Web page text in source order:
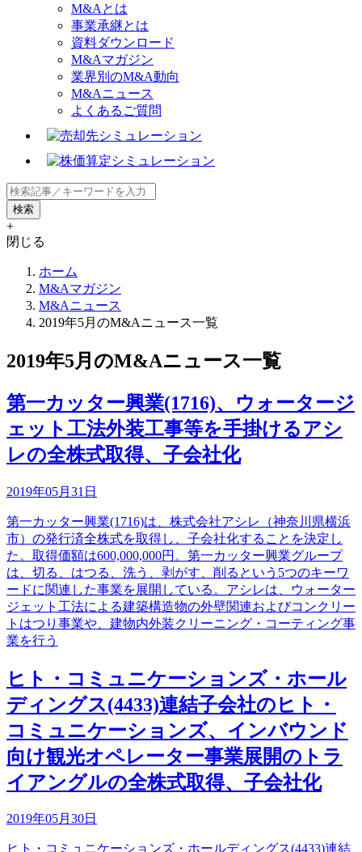
M&Aとは
事業承継とは
資料ダウンロード
M&Aマガジン
業界別のM&A動向
M&Aニュース
よくあるご質問
+
閉じる
ホーム
M&Aマガジン
M&Aニュース
2019年5月のM&Aニュース一覧
2019年5月のM&Aニュース一覧
第一カッター興業(1716)、ウォータージ
ェット工法外装工事等を手掛けるアシ
レの全株式取得、子会社化
2019年05月31日
第一カッター興業(1716)は、株式会社アシレ（神奈川県横浜
市）の発行済全株式を取得し、子会社化することを決定し
た。取得価額は600,000,000円。第一カッター興業グループ
は、切る、はつる、洗う、剥がす、削るという5つのキーワ
ードに関連した事業を展開している。アシレは、ウォーター
ジェット工法による建築構造物の外壁関連およびコンクリー
トはつり事業や、建物内外装クリーニング・コーティング事
業を行う
ヒト・コミュニケーションズ・ホール
ディングス(4433)連結子会社のヒト・
コミュニケーションズ、インバウンド
向け観光オペレーター事業展開のトラ
イアングルの全株式取得、子会社化
2019年05月30日
ヒト・コミュニケーションズ・ホールディングス(4433)連結